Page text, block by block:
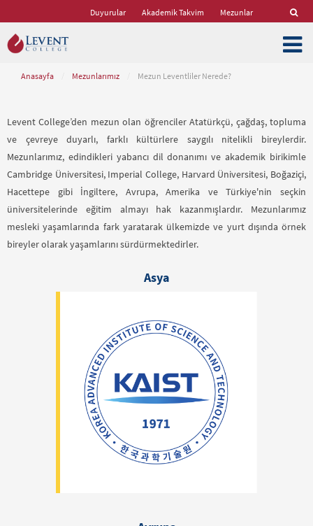
Duyurular Akademik Takvim Mezunlar
Anasayfa Mezunlarımız Mezun Leventliler Nerede?
Levent College’den mezun olan öğrenciler Atatürkçü, çağdaş, topluma
ve çevreye duyarlı, farklı kültürlere saygılı nitelikli bireylerdir.
Mezunlarımız, edindikleri yabancı dil donanımı ve akademik birikimle
Cambridge Üniversitesi, Imperial College, Harvard Üniversitesi, Boğaziçi,
Hacettepe gibi İngiltere, Avrupa, Amerika ve Türkiye'nin seçkin
üniversitelerinde eğitim almayı hak kazanmışlardır. Mezunlarımız
mesleki yaşamlarında fark yaratarak ülkemizde ve yurt dışında örnek
bireyler olarak yaşamlarını sürdürmektedirler.
Asya